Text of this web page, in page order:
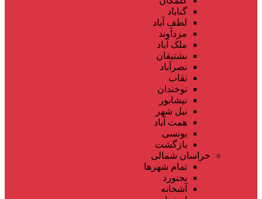
گناباد
لطف آباد
مزدآوند
ملک آباد
نشتیفان
نصرآباد
نقاب
نوخندان
نیشابور
نیل شهر
همت آباد
یونسی
بازگشت
خراسان شمالی
تمام شهر‌ها
بجنورد
آشخانه